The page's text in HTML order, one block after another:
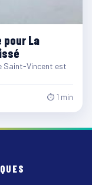
La
Saint-Vincent est
⏱ 1 min